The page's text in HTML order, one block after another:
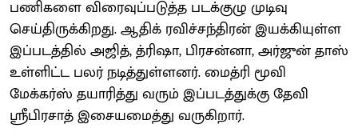
பணிகளை விரைவுப்படுத்த படக்குழு முடிவு
செய்திருக்கிறது. ஆதிக் ரவிச்சந்திரன் இயக்கியுள்ள
இப்படத்தில் அஜித், த்ரிஷா, பிரசன்னா, அர்ஜுன் தாஸ்
உள்ளிட்ட பலர் நடித்துள்ளனர். மைத்ரி மூவி
மேக்கர்ஸ் தயாரித்து வரும் இப்படத்துக்கு தேவி
ஸ்ரீபிரசாத் இசையமைத்து வருகிறார்.